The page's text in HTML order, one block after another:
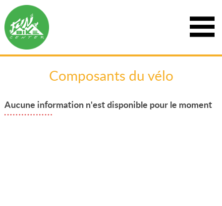
Composants du vélo
Aucune information n'est disponible pour le moment